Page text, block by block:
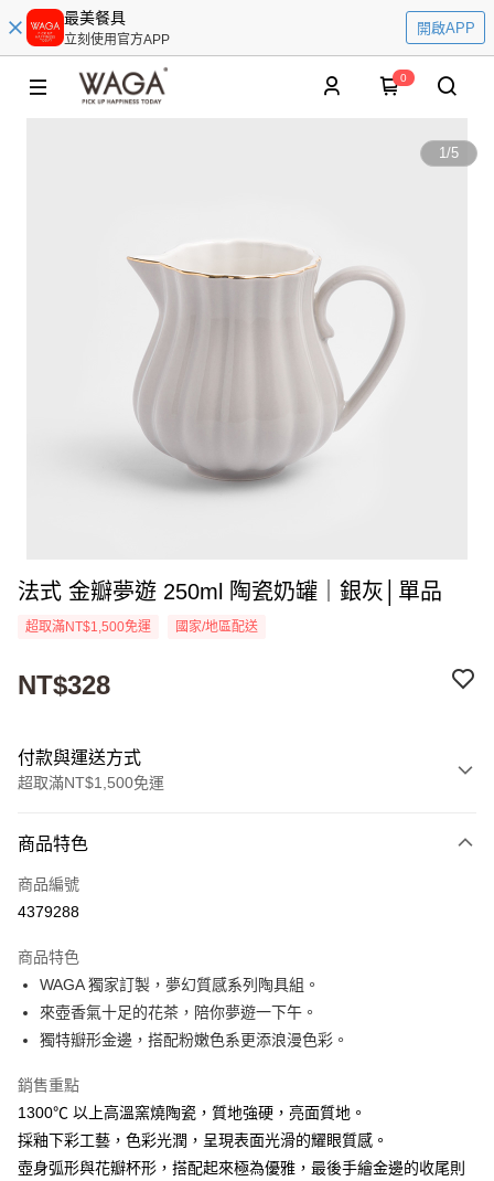
最美餐具
立刻使用官方APP
開啟APP
0
1/5
法式 金瓣夢遊 250ml 陶瓷奶罐｜銀灰│單品
超取滿NT$1,500免運 國家/地區配送
NT$328
付款與運送方式
超取滿NT$1,500免運
信用卡一次付款
超商取貨付款
街口支付
悠遊付
相關說明
【關於「AFTEE先享後付」】
AFTEE先享後付是「在收到商品之後才付款」的支付方式。 讓您購物簡單
便利好安心！
１．簡單：不需註冊會員、不需綁卡、不需儲值。
ATM付款
商品特色
商品編號
4379288
商品特色
WAGA 獨家訂製，夢幻質感系列陶具組。
來壺香氣十足的花茶，陪你夢遊一下午。
獨特瓣形金邊，搭配粉嫩色系更添浪漫色彩。
銷售重點
1300℃ 以上高溫窯燒陶瓷，質地強硬，亮面質地。
採釉下彩工藝，色彩光潤，呈現表面光滑的耀眼質感。
壺身弧形與花瓣杯形，搭配起來極為優雅，最後手繪金邊的收尾則